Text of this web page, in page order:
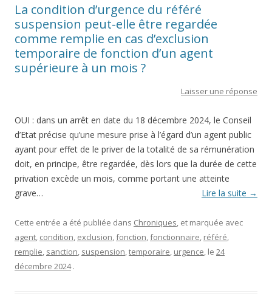
La condition d’urgence du référé
suspension peut-elle être regardée
comme remplie en cas d’exclusion
temporaire de fonction d’un agent
supérieure à un mois ?
Laisser une réponse
OUI : dans un arrêt en date du 18 décembre 2024, le Conseil
d’Etat précise qu’une mesure prise à l’égard d’un agent public
ayant pour effet de le priver de la totalité de sa rémunération
doit, en principe, être regardée, dès lors que la durée de cette
privation excède un mois, comme portant une atteinte
grave…
Lire la suite →
Cette entrée a été publiée dans Chroniques, et marquée avec
agent, condition, exclusion,fonction,fonctionnaire, référé,
remplie, sanction, suspension,temporaire, urgence, le 24
décembre 2024 .